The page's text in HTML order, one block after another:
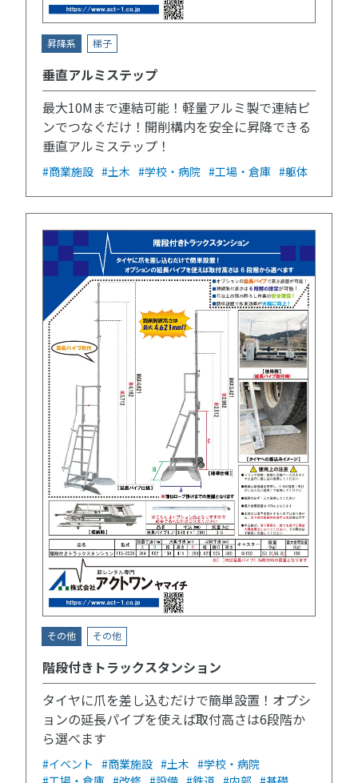
昇降系 梯子
垂直アルミステップ
最大10Mまで連結可能！軽量アルミ製で連結ピ
ンでつなぐだけ！開削構内を安全に昇降できる
垂直アルミステップ！
#商業施設 #土木 #学校・病院 #工場・倉庫 #躯体
その他 その他
階段付きトラックスタンション
タイヤに爪を差し込むだけで簡単設置！オプシ
ョンの延長パイプを使えば取付高さは6段階か
ら選べます
#イベント #商業施設 #土木 #学校・病院